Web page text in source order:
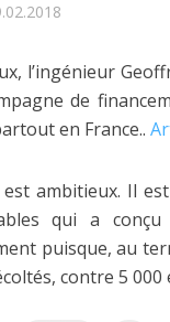
l’ingénieur
de
en France..
ambitieux. Il
qui a conçu
puisque, au
contre 5 000